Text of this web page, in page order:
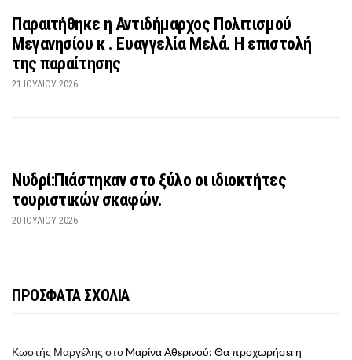
Παραιτήθηκε η Αντιδήμαρχος Πολιτισμού
Μεγανησίου κ . Ευαγγελία Μελά. Η επιστολή
της παραίτησης
21 ΙΟΥΛΊΟΥ 2026
Νυδρί:Πιάστηκαν στο ξύλο οι ιδιοκτήτες
τουριστικών σκαφών.
20 ΙΟΥΛΊΟΥ 2026
ΠΡΟΣΦΑΤΑ ΣΧΟΛΙΑ
Κωστής Μαργέλης στοMαρίνα Αθερινού: Θα προχωρήσει η